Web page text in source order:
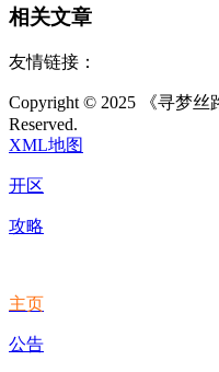
相关文章
友情链接：
Copyright © 2025 《寻梦
Reserved.
XML地图
开区
攻略
主页
公告